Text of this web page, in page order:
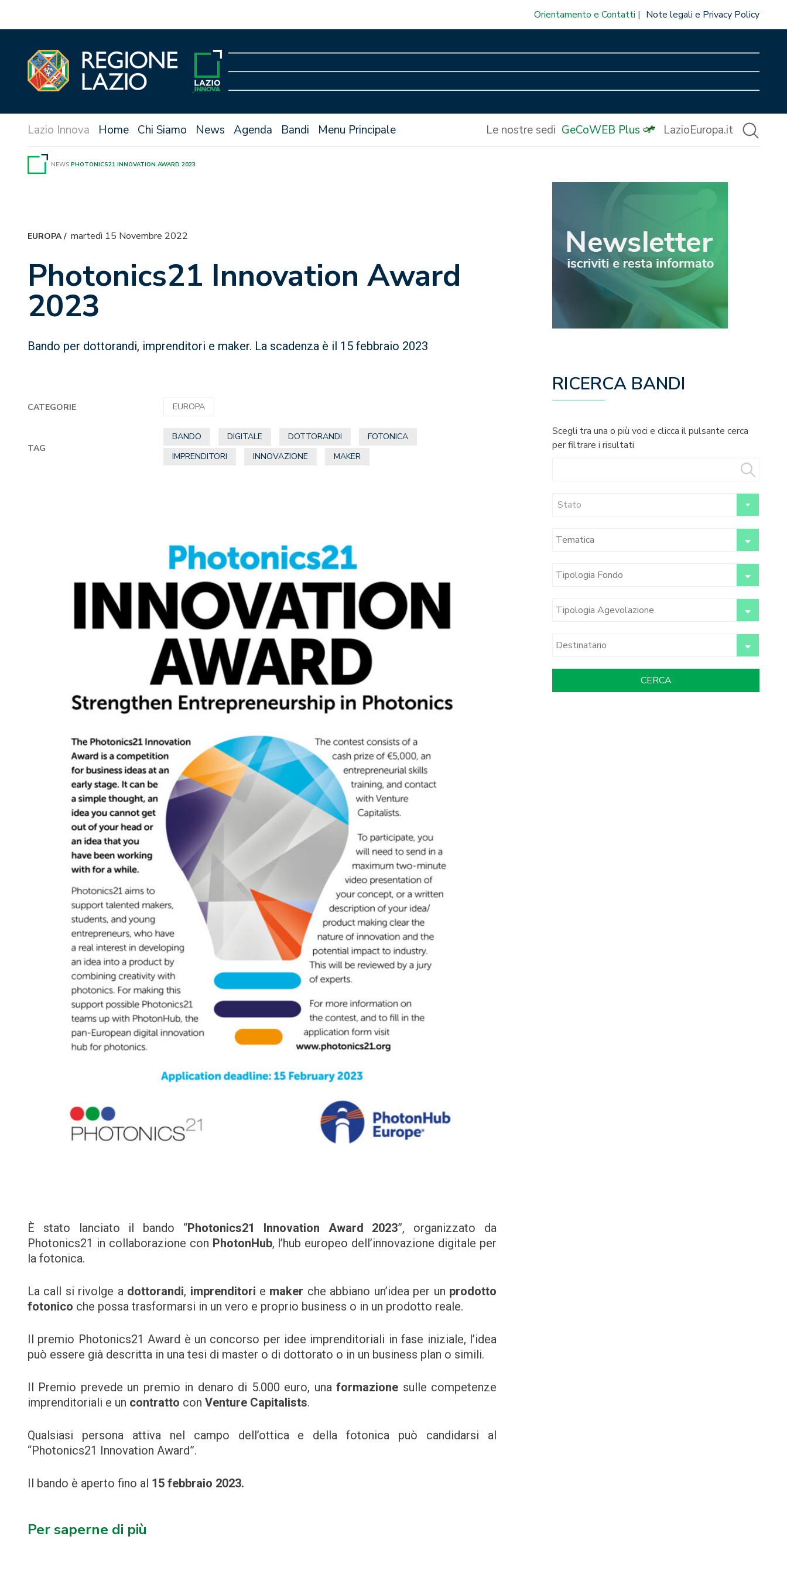
Orientamento e Contatti Note legali e Privacy Policy
Home Chi Siamo News Agenda Bandi Menu Principale Le nostre sedi GeCoWEB Plus LazioEuropa.it
NEWS PHOTONICS21 INNOVATION AWARD 2023
EUROPA/ martedì 15 Novembre 2022
Photonics21 Innovation Award
2023
Bando per dottorandi, imprenditori e maker. La scadenza è il 15 febbraio 2023
CATEGORIE EUROPA
TAG
BANDO DIGITALE DOTTORANDI
FOTONICA
IMPRENDITORI
INNOVAZIONE MAKER
È stato lanciato il bando “Photonics21 Innovation Award 2023”, organizzato da
Photonics21 in collaborazione con PhotonHub, l’hub europeo dell’innovazione digitale per
la fotonica.
La call si rivolge a dottorandi, imprenditori e maker che abbiano un’idea per un prodotto
fotonico che possa trasformarsi in un vero e proprio business o in un prodotto reale.
Il premio Photonics21 Award è un concorso per idee imprenditoriali in fase iniziale, l’idea
può essere già descritta in una tesi di master o di dottorato o in un business plan o simili.
Il Premio prevede un premio in denaro di 5.000 euro, unaformazione sulle competenze
imprenditoriali e un contratto con Venture Capitalists.
Qualsiasi persona attiva nel campo dell’ottica e della fotonica può candidarsi al
“Photonics21 Innovation Award”.
Il bando è aperto fino al 15 febbraio 2023.
Per saperne di più
RICERCA BANDI
Scegli tra una o più voci e clicca il pulsante cerca
per filtrare i risultati
Stato